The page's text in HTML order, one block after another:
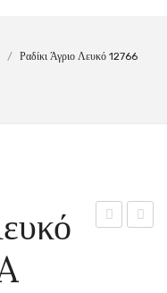
/ Ραδίκι Άγριο Λευκό 12766